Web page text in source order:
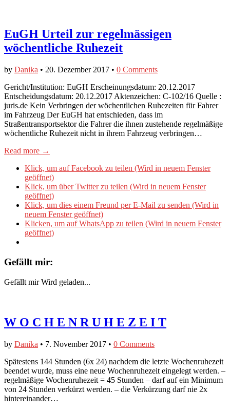
EuGH Urteil zur regelmässigen
wöchentliche Ruhezeit
by Danika • 20. Dezember 2017 • 0 Comments
Gericht/Institution: EuGH Erscheinungsdatum: 20.12.2017
Entscheidungsdatum: 20.12.2017 Aktenzeichen: C-102/16 Quelle :
juris.de Kein Verbringen der wöchentlichen Ruhezeiten für Fahrer
im Fahrzeug Der EuGH hat entschieden, dass im
Straßentransportsektor die Fahrer die ihnen zustehende regelmäßige
wöchentliche Ruhezeit nicht in ihrem Fahrzeug verbringen…
Read more →
Klick, um auf Facebook zu teilen (Wird in neuem Fenster
geöffnet)
Klick, um über Twitter zu teilen (Wird in neuem Fenster
geöffnet)
Klick, um dies einem Freund per E-Mail zu senden (Wird in
neuem Fenster geöffnet)
Klicken, um auf WhatsApp zu teilen (Wird in neuem Fenster
geöffnet)
Gefällt mir:
Gefällt mir Wird geladen...
W O C H E N R U H E Z E I T
by Danika • 7. November 2017 • 0 Comments
Spätestens 144 Stunden (6x 24) nachdem die letzte Wochenruhezeit
beendet wurde, muss eine neue Wochenruhezeit eingelegt werden. –
regelmäßige Wochenruhezeit = 45 Stunden – darf auf ein Minimum
von 24 Stunden verkürzt werden. – die Verkürzung darf nie 2x
hintereinander…